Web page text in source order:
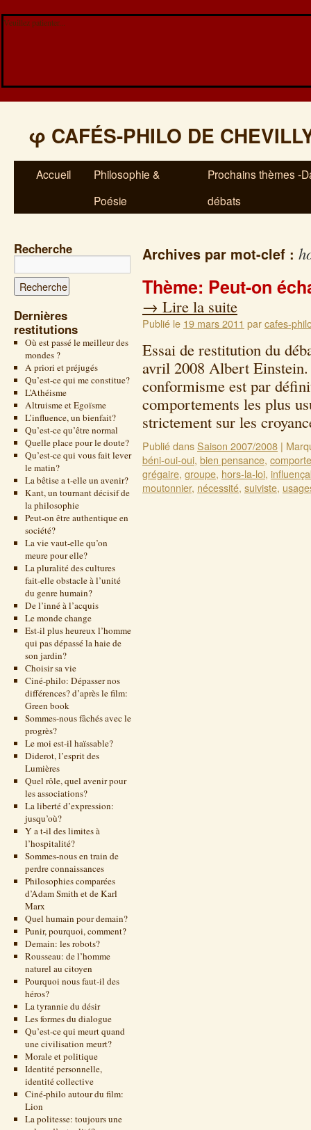
Veuillez patienter...
φ CAFÉS-PHILO DE
Accueil
Philosophie &
Poésie
Prochains thèmes -
débats
Recherche
Dernières
restitutions
Où est passé le meilleur des
mondes ?
A priori et préjugés
Qu’est-ce qui me constitue?
L’Athéisme
Altruisme et Egoïsme
L’influence, un bienfait?
Qu’est-ce qu’être normal
Quelle place pour le doute?
Qu’est-ce qui vous fait lever
le matin?
La bêtise a t-elle un avenir?
Kant, un tournant décisif de
la philosophie
Peut-on être authentique en
société?
La vie vaut-elle qu’on
meure pour elle?
La pluralité des cultures
fait-elle obstacle à l’unité
du genre humain?
De l’inné à l’acquis
Le monde change
Est-il plus heureux l’homme
qui pas dépassé la haie de
son jardin?
Choisir sa vie
Ciné-philo: Dépasser nos
différences? d’après le film:
Green book
Sommes-nous fâchés avec le
progrès?
Le moi est-il haïssable?
Diderot, l’esprit des
Lumières
Quel rôle, quel avenir pour
les associations?
La liberté d’expression:
jusqu’où?
Y a t-il des limites à
l’hospitalité?
Sommes-nous en train de
perdre connaissances
Philosophies comparées
d’Adam Smith et de Karl
Marx
Quel humain pour demain?
Punir, pourquoi, comment?
Demain: les robots?
Rousseau: de l’homme
naturel au citoyen
Pourquoi nous faut-il des
héros?
La tyrannie du désir
Les formes du dialogue
Qu’est-ce qui meurt quand
une civilisation meurt?
Morale et politique
Identité personnelle,
identité collective
Ciné-philo autour du film:
Lion
La politesse: toujours une
Archives par mot-clef :
Thème: Peut-on
→ Lire la suite
Publié le 19 mars 2011 parcafes-
Essai de restitution du
avril 2008 Albert
conformisme est par
comportements les plus
strictement sur les
Publié dansSaison 2007/2008 |
béni-oui-oui, bien pensance,
grégaire, groupe, hors-la-loi,
moutonnier, nécessité, suiviste,